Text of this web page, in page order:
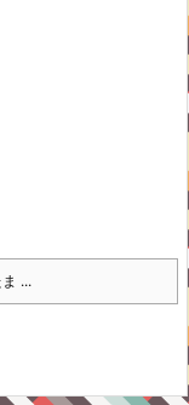
...